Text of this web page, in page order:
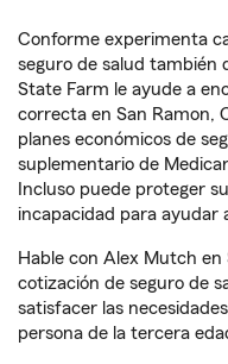
Conforme experimenta
seguro de salud también
State Farm le ayude a
correcta en San Ramon,
planes económicos de
suplementario de
Incluso puede proteger
incapacidad para ayudar
Hable con Alex Mutch
cotización de seguro de
satisfacer las
persona de la tercera